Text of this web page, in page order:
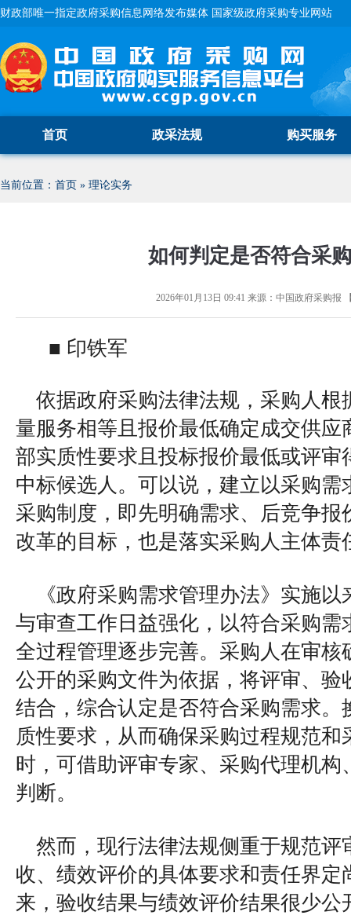
财政部唯一指定政府采购信息网络发布媒体 国家级政府采购专业网站
首页 政采法规 购买服务
当前位置： 首页 » 理论实务
如何判定是否符合采
2026年01月13日 09:41 来源： 中国政府采购报
■ 印铁军
依据政府采购法律法规，采购人根
量服务相等且报价最低确定成交供应
部实质性要求且投标报价最低或评审
中标候选人。可以说，建立以采购需
采购制度，即先明确需求、后竞争报
改革的目标，也是落实采购人主体责
《政府采购需求管理办法》实施
与审查工作日益强化，以符合采购需
全过程管理逐步完善。采购人在审核
公开的采购文件为依据，将评审、验
结合，综合认定是否符合采购需求。
质性要求，从而确保采购过程规范和
时，可借助评审专家、采购代理机构
判断。
然而，现行法律法规侧重于规范评
收、绩效评价的具体要求和责任界定
来，验收结果与绩效评价结果很少公